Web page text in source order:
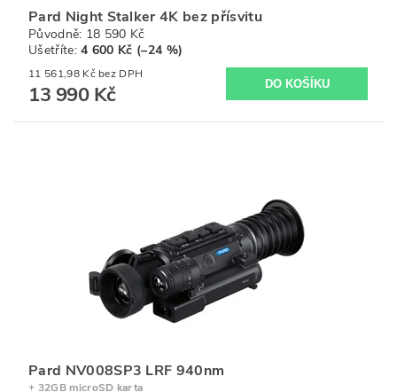
Pard Night Stalker 4K bez přísvitu
Původně: 18 590 Kč
Ušetříte:4 600 Kč (–24 %)
11 561,98 Kč bez DPH
13 990 Kč
Pard NV008SP3 LRF 940nm
+ 32GB microSD karta